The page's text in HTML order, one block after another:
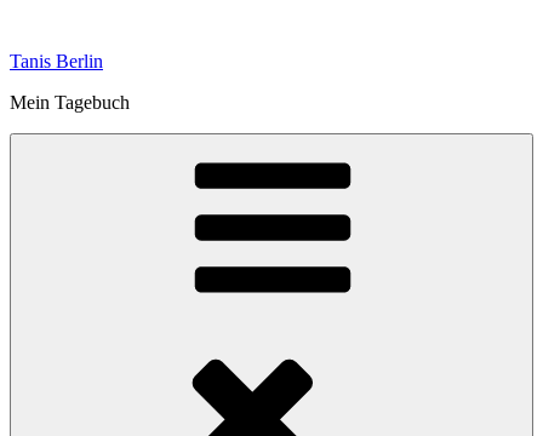
springen
Tanis Berlin
Mein Tagebuch